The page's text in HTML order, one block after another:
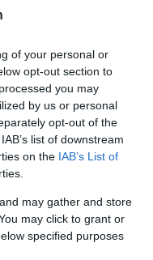
of your personal or
opt-out section to
you may
by us or personal
opt-out of the
list of downstream
on the IAB’s List of
may gather and store
may click to grant or
specified purposes